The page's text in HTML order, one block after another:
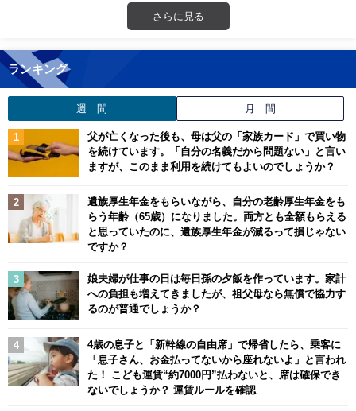
さらに見る
ランキング
週 間 月 間
父が亡くなった後も、母は父の「家族カード」で買い物
を続けています。「自分の名義だから問題ない」と言い
ますが、このまま利用を続けてもよいのでしょうか？
遺族厚生年金をもらいながら、自分の老齢厚生年金をも
らう年齢（65歳）になりました。両方とも全額もらえる
と思っていたのに、遺族厚生年金が減るって損じゃない
ですか？
娘夫婦が仕事の日は毎日孫の夕飯を作っています。家計
への負担も増えてきましたが、祖父母なら無償で協力す
るのが普通でしょうか？
4歳の息子と「新幹線の自由席」で帰省したら、乗客に
「息子さん、お金払ってないから座れないよ」と言われ
た！ こども運賃“約7000円”払わないと、席は確保でき
ないでしょうか？ 運賃ルールを確認